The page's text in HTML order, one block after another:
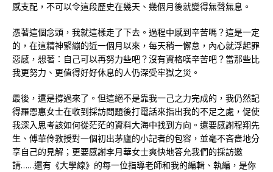
感支配，不可以令這段歷史在幾天、幾個月後就變得無聲無息。
憑著這個念頭，我就這樣走了下去。過程中感到辛苦嗎？這是一定
的，在這精神緊繃的近一個月以來，每天稍一懈怠，內心就浮起罪
惡感，想著：自己可以再努力些吧？沒有資格嘆辛苦吧？當那些比
我更努力、更值得好好休息的人仍深受牢獄之災。
最後，還是撐過來了。但這絕不是靠我一己之力完成的，我仍然記
得羅恩惠女士在收到採訪問題後打電話來指出我的不足之處，促使
我深入思考該如何從茫茫的資料大海中找到方向。還要感謝程翔先
生、傅華伶教授對一個初出茅廬的小記者的包容，並毫不吝嗇地分
享自己的見解；更要感謝李月華女士爽快地答允我們的採訪邀
請……還有《大學線》的每一位指導老師和我的編輯、執編，是你